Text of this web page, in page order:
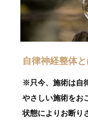
自律神経整体
※只今、施術は自
やさしい施術をお
状態によりお断り